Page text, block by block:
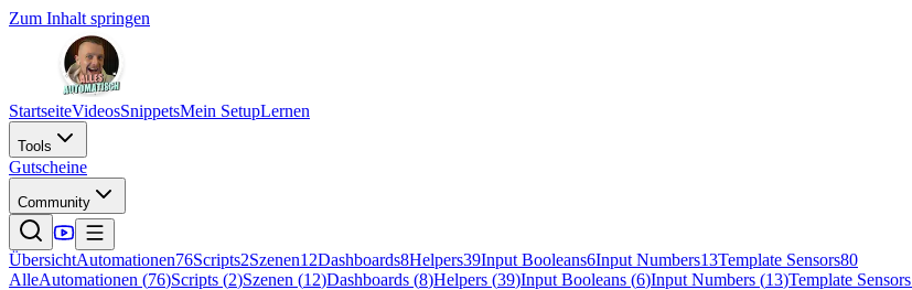
Zum Inhalt springen
StartseiteVideosSnippetsMein SetupLernen
Tools
Gutscheine
Community
ÜbersichtAutomationen76Scripts2Szenen12Dashboards8Helpers39Input Booleans6Input Numbers13Template Sensors80
AlleAutomationen (76)Scripts (2)Szenen (12)Dashboards (8)Helpers (39)Input Booleans (6)Input Numbers (13)Template Sensors